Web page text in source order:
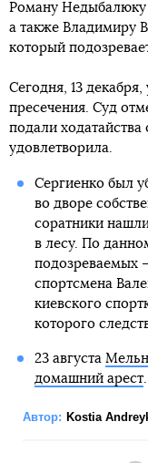
Роману Недыбалюку
а также Владимиру
который
Сегодня, 13
пресечения. Суд
подали
удовлетворила.
Сергиенко был
во дворе
соратники
в лесу. По
подозреваемых
спортсмена
киевского
которого
23 августа
домашний арест.
Автор: Kostia